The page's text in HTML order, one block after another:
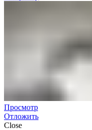
Просмотр
Отложить
Close